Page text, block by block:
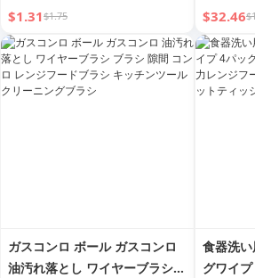
耐熱壁紙 家庭用カット自己粘着
壁紙
$1.31$1.75
ド用強力
ニングペ
$32.46
ガスコンロ ボール ガスコンロ
油汚れ落とし ワイヤーブラシ
食器洗
グワイ